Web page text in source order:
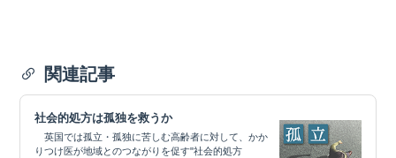
関連記事
社会的処方は孤独を救うか
英国では孤立・孤独に苦しむ高齢者に対して、かか
りつけ医が地域とのつながりを促す"社会的処方